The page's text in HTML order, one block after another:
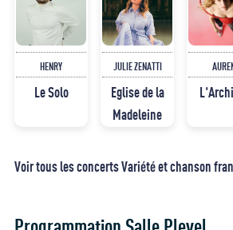
HENRY
Le Solo
JULIE ZENATTI
Eglise de la
Madeleine
Voir tous les concerts Variété et chanson